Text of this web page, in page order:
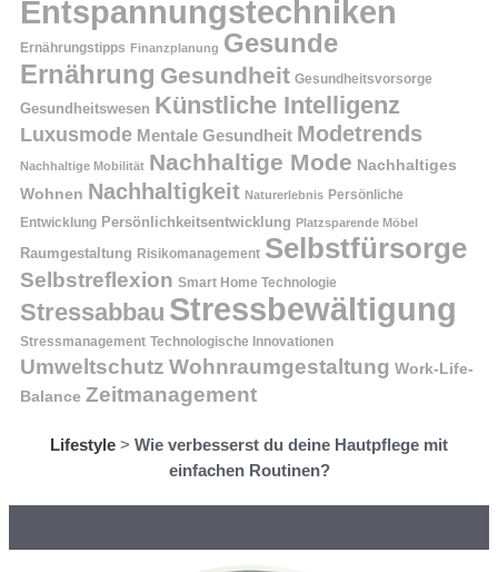
Entspannungstechniken
Ernährungstipps Finanzplanung Gesunde
Ernährung Gesundheit Gesundheitsvorsorge
Gesundheitswesen Künstliche Intelligenz
Luxusmode Mentale Gesundheit Modetrends
Nachhaltige Mobilität Nachhaltige Mode Nachhaltiges
Wohnen Nachhaltigkeit Naturerlebnis Persönliche
Entwicklung Persönlichkeitsentwicklung Platzsparende Möbel
Raumgestaltung Risikomanagement Selbstfürsorge
Selbstreflexion Smart Home Technologie
Stressabbau Stressbewältigung
Stressmanagement Technologische Innovationen
Umweltschutz Wohnraumgestaltung Work-Life-
Balance Zeitmanagement
Lifestyle > Wie verbesserst du deine Hautpflege mit
einfachen Routinen?